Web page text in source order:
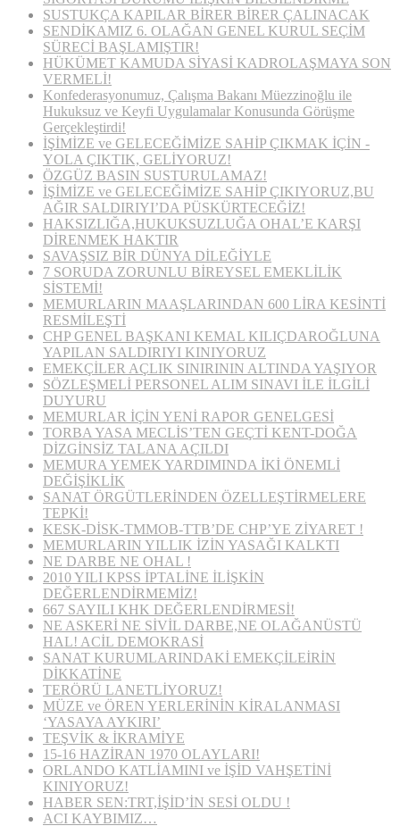
SUSTUKÇA KAPILAR BİRER BİRER ÇALINACAK
SENDİKAMIZ 6. OLAĞAN GENEL KURUL SEÇİM
SÜRECİ BAŞLAMIŞTIR!
HÜKÜMET KAMUDA SİYASİ KADROLAŞMAYA SON
VERMELİ!
Konfederasyonumuz, Çalışma Bakanı Müezzinoğlu ile
Hukuksuz ve Keyfi Uygulamalar Konusunda Görüşme
Gerçekleştirdi!
İŞİMİZE ve GELECEĞİMİZE SAHİP ÇIKMAK İÇİN ­­­
YOLA ÇIKTIK, GELİYORUZ!
ÖZGÜZ BASIN SUSTURULAMAZ!
İŞİMİZE ve GELECEĞİMİZE SAHİP ÇIKIYORUZ,BU
AĞIR SALDIRIYI’DA PÜSKÜRTECEĞİZ!
HAKSIZLIĞA,HUKUKSUZLUĞA OHAL’E KARŞI
DİRENMEK HAKTIR
SAVAŞSIZ BİR DÜNYA DİLEĞİYLE
7 SORUDA ZORUNLU BİREYSEL EMEKLİLİK
SİSTEMİ!
MEMURLARIN MAAŞLARINDAN 600 LİRA KESİNTİ
RESMİLEŞTİ
CHP GENEL BAŞKANI KEMAL KILIÇDAROĞLUNA
YAPILAN SALDIRIYI KINIYORUZ
EMEKÇİLER AÇLIK SINIRININ ALTINDA YAŞIYOR
SÖZLEŞMELİ PERSONEL ALIM SINAVI İLE İLGİLİ
DUYURU
MEMURLAR İÇİN YENİ RAPOR GENELGESİ
TORBA YASA MECLİS’TEN GEÇTİ KENT-DOĞA
DİZGİNSİZ TALANA AÇILDI
MEMURA YEMEK YARDIMINDA İKİ ÖNEMLİ
DEĞİŞİKLİK
SANAT ÖRGÜTLERİNDEN ÖZELLEŞTİRMELERE
TEPKİ!
KESK-DİSK-TMMOB-TTB’DE CHP’YE ZİYARET !
MEMURLARIN YILLIK İZİN YASAĞI KALKTI
NE DARBE NE OHAL !
2010 YILI KPSS İPTALİNE İLİŞKİN
DEĞERLENDİRMEMİZ!
667 SAYILI KHK DEĞERLENDİRMESİ!
NE ASKERİ NE SİVİL DARBE,NE OLAĞANÜSTÜ
HAL! ACİL DEMOKRASİ
SANAT KURUMLARINDAKİ EMEKÇİLEİRİN
DİKKATİNE
TERÖRÜ LANETLİYORUZ!
MÜZE ve ÖREN YERLERİNİN KİRALANMASI
‘YASAYA AYKIRI’
TEŞVİK & İKRAMİYE
15-16 HAZİRAN 1970 OLAYLARI!
ORLANDO KATLİAMINI ve İŞİD VAHŞETİNİ
KINIYORUZ!
HABER SEN:TRT,İŞİD’İN SESİ OLDU !
ACI KAYBIMIZ…